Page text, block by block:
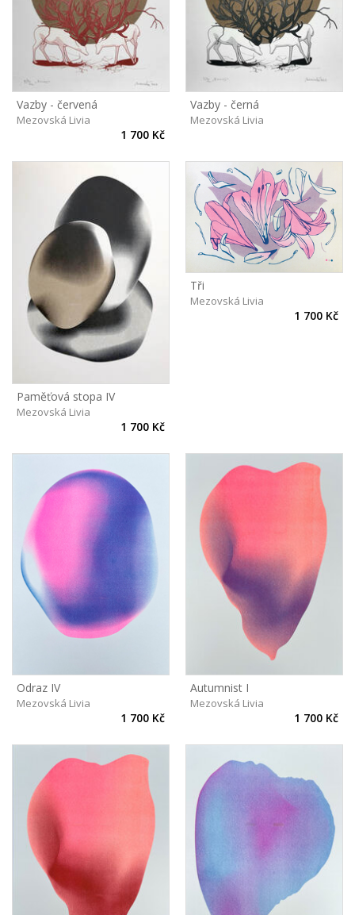
Vazby - červená
Mezovská Livia
1 700 Kč
Vazby - černá
Mezovská Livia
Paměťová stopa IV
Mezovská Livia
1 700 Kč
Tři
Mezovská Livia
1 700 Kč
Odraz IV
Mezovská Livia
1 700 Kč
Autumnist I
Mezovská Livia
1 700 Kč